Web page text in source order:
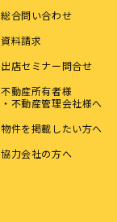
総合問い合わせ
資料請求
出店セミナー問合せ
不動産所有者様
・不動産管理会社様へ
物件を掲載したい方へ
協力会社の方へ